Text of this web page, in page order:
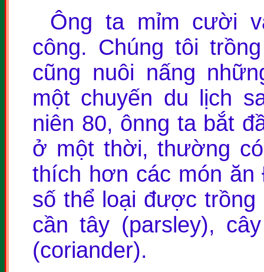
Ông ta mỉm cười
công. Chúng tôi
cũng nuôi nấng
một chuyến du lịch
niên 80, ônng ta bắt
ở một thời, thường
thích hơn các món
số thể loại được
cần tây (parsley),
(coriander).